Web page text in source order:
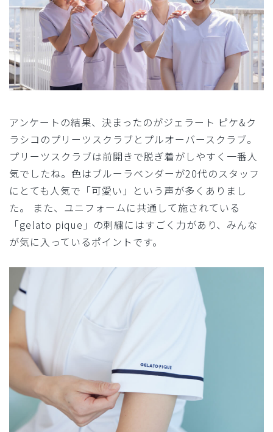
アンケートの結果、決まったのがジェラート ピケ&ク
ラシコのプリーツスクラブとプルオーバースクラブ。
プリーツスクラブは前開きで脱ぎ着がしやすく一番人
気でしたね。色はブルーラベンダーが20代のスタッフ
にとても人気で「可愛い」という声が多くありまし
た。 また、ユニフォームに共通して施されている
「gelato pique」の刺繍にはすごく力があり、みんな
が気に入っているポイントです。